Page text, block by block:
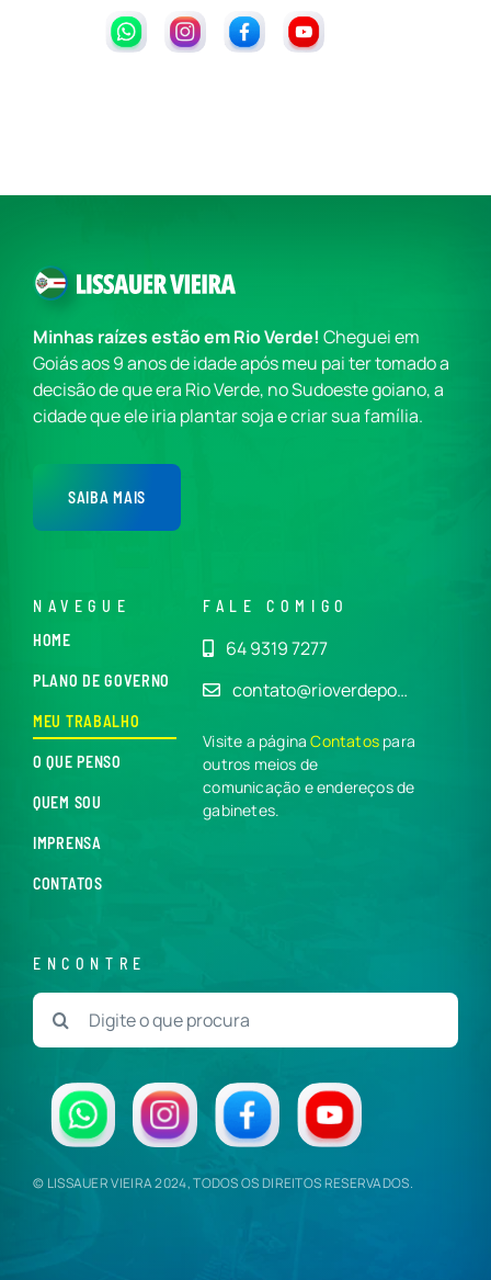
Minhas raízes estão em Rio Verde! Cheguei em
Goiás aos 9 anos de idade após meu pai ter tomado a
decisão de que era Rio Verde, no Sudoeste goiano, a
cidade que ele iria plantar soja e criar sua família.
SAIBA MAIS
NAVEGUE
HOME
PLANO DE GOVERNO
MEU TRABALHO
O QUE PENSO
QUEM SOU
IMPRENSA
CONTATOS
FALE COMIGO
64 9319 7277
contato@rioverdepo…
Visite a páginaContatos para
outros meios de
comunicação e endereços de
gabinetes.
ENCONTRE
Buscar
resultados
© LISSAUER VIEIRA 2024, TODOS OS DIREITOS RESERVADOS.